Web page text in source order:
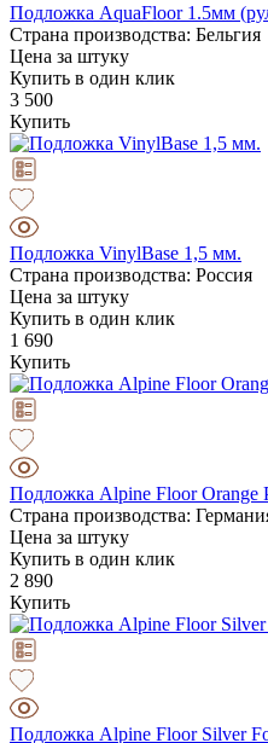
Подложка AquaFloor 1.5мм
Страна производства: Бельгия
Цена за штуку
Купить в один клик
3 500
Купить
Подложка VinylBase 1,5 мм.
Страна производства: Россия
Цена за штуку
Купить в один клик
1 690
Купить
Подложка Alpine Floor Orange
Страна производства:
Цена за штуку
Купить в один клик
2 890
Купить
Подложка Alpine Floor Silver